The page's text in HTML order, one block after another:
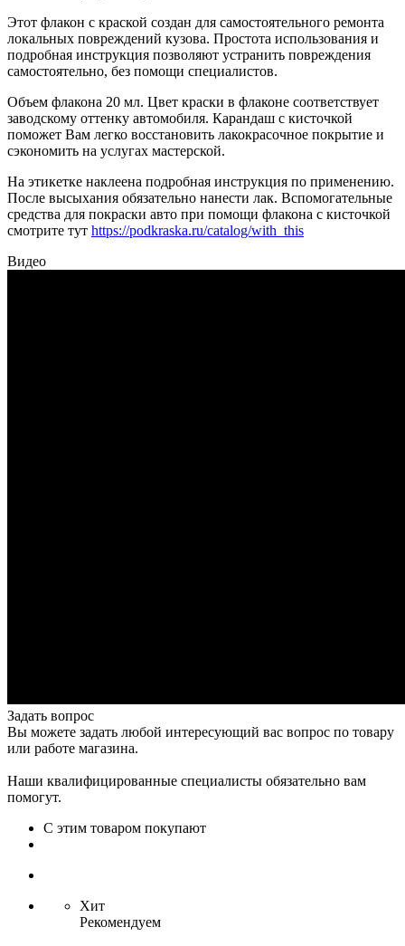
Этот флакон с краской создан для самостоятельного ремонта
локальных повреждений кузова. Простота использования и
подробная инструкция позволяют устранить повреждения
самостоятельно, без помощи специалистов.
Объем флакона 20 мл. Цвет краски в флаконе соответствует
заводскому оттенку автомобиля. Карандаш с кисточкой
поможет Вам легко восстановить лакокрасочное покрытие и
сэкономить на услугах мастерской.
На этикетке наклеена подробная инструкция по применению.
После высыхания обязательно нанести лак. Вспомогательные
средства для покраски авто при помощи флакона с кисточкой
смотрите тут https://podkraska.ru/catalog/with_this
Видео
Задать вопрос
Вы можете задать любой интересующий вас вопрос по товару
или работе магазина.
Наши квалифицированные специалисты обязательно вам
помогут.
С этим товаром покупают
Хит
Рекомендуем